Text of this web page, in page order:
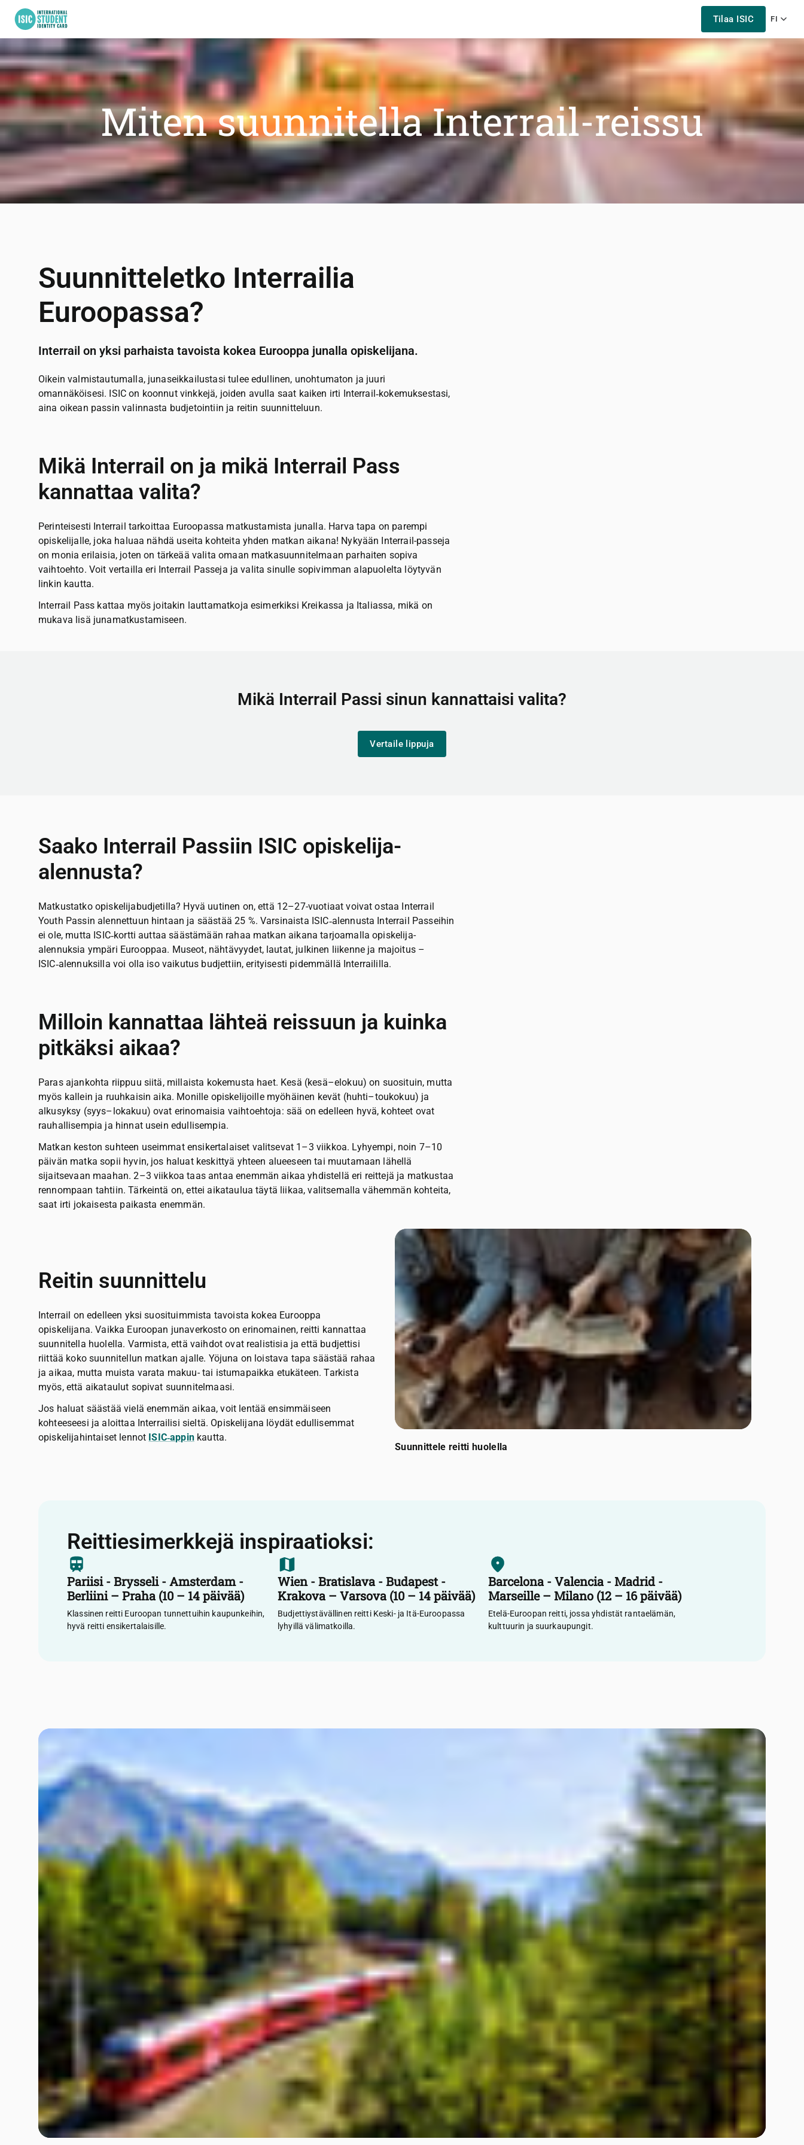
Tilaa ISIC FI
Miten suunnitella Interrail-reissu
Suunnitteletko Interrailia
Euroopassa?
Interrail on yksi parhaista tavoista kokea Eurooppa junalla opiskelijana.
Oikein valmistautumalla, junaseikkailustasi tulee edullinen, unohtumaton ja juuri
omannäköisesi. ISIC on koonnut vinkkejä, joiden avulla saat kaiken irti Interrail‑kokemuksestasi,
aina oikean passin valinnasta budjetointiin ja reitin suunnitteluun.
Mikä Interrail on ja mikä Interrail Pass
kannattaa valita?
Perinteisesti Interrail tarkoittaa Euroopassa matkustamista junalla. Harva tapa on parempi
opiskelijalle, joka haluaa nähdä useita kohteita yhden matkan aikana! Nykyään Interrail-passeja
on monia erilaisia, joten on tärkeää valita omaan matkasuunnitelmaan parhaiten sopiva
vaihtoehto. Voit vertailla eri Interrail Passeja ja valita sinulle sopivimman alapuolelta löytyvän
linkin kautta.
Interrail Pass kattaa myös joitakin lauttamatkoja esimerkiksi Kreikassa ja Italiassa, mikä on
mukava lisä junamatkustamiseen.
Mikä Interrail Passi sinun kannattaisi valita?
Vertaile lippuja
Saako Interrail Passiin ISIC opiskelija-
alennusta?
Matkustatko opiskelijabudjetilla? Hyvä uutinen on, että 12–27-vuotiaat voivat ostaa Interrail
Youth Passin alennettuun hintaan ja säästää 25 %. Varsinaista ISIC‑alennusta Interrail Passeihin
ei ole, mutta ISIC‑kortti auttaa säästämään rahaa matkan aikana tarjoamalla opiskelija-
alennuksia ympäri Eurooppaa. Museot, nähtävyydet, lautat, julkinen liikenne ja majoitus –
ISIC‑alennuksilla voi olla iso vaikutus budjettiin, erityisesti pidemmällä Interraililla.
Milloin kannattaa lähteä reissuun ja kuinka
pitkäksi aikaa?
Paras ajankohta riippuu siitä, millaista kokemusta haet. Kesä (kesä–elokuu) on suosituin, mutta
myös kallein ja ruuhkaisin aika. Monille opiskelijoille myöhäinen kevät (huhti–toukokuu) ja
alkusyksy (syys–lokakuu) ovat erinomaisia vaihtoehtoja: sää on edelleen hyvä, kohteet ovat
rauhallisempia ja hinnat usein edullisempia.
Matkan keston suhteen useimmat ensikertalaiset valitsevat 1–3 viikkoa. Lyhyempi, noin 7–10
päivän matka sopii hyvin, jos haluat keskittyä yhteen alueeseen tai muutamaan lähellä
sijaitsevaan maahan. 2–3 viikkoa taas antaa enemmän aikaa yhdistellä eri reittejä ja matkustaa
rennompaan tahtiin. Tärkeintä on, ettei aikataulua täytä liikaa, valitsemalla vähemmän kohteita,
saat irti jokaisesta paikasta enemmän.
Reitin suunnittelu
Interrail on edelleen yksi suosituimmista tavoista kokea Eurooppa
opiskelijana. Vaikka Euroopan junaverkosto on erinomainen, reitti kannattaa
suunnitella huolella. Varmista, että vaihdot ovat realistisia ja että budjettisi
riittää koko suunnitellun matkan ajalle. Yöjuna on loistava tapa säästää rahaa
ja aikaa, mutta muista varata makuu- tai istumapaikka etukäteen. Tarkista
myös, että aikataulut sopivat suunnitelmaasi.
Jos haluat säästää vielä enemmän aikaa, voit lentää ensimmäiseen
kohteeseesi ja aloittaa Interrailisi sieltä. Opiskelijana löydät edullisemmat
opiskelijahintaiset lennot ISIC‑appinkautta.
Suunnittele reitti huolella
Reittiesimerkkejä inspiraatioksi:
Pariisi - Brysseli - Amsterdam -
Berliini – Praha (10 – 14 päivää)
Klassinen reitti Euroopan tunnettuihin kaupunkeihin,
hyvä reitti ensikertalaisille.
Wien - Bratislava - Budapest -
Krakova – Varsova (10 – 14 päivää)
Budjettiystävällinen reitti Keski- ja Itä-Euroopassa
lyhyillä välimatkoilla.
Barcelona - Valencia - Madrid -
Marseille – Milano (12 – 16 päivää)
Etelä-Euroopan reitti, jossa yhdistät rantaelämän,
kulttuurin ja suurkaupungit.